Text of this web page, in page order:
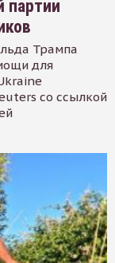
партии
Трампа
для
со ссылкой